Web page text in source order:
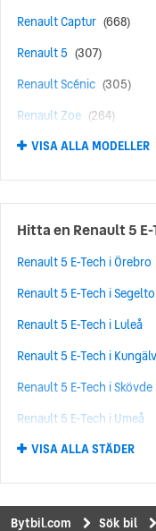
Renault Captur (668)
Renault 5 (307)
Renault Scénic (305)
Renault Zoe (264)
Renault Kadjar (212)
Renault 4 (195)
Renault Trafic (143)
Renault Grand Scénic
Renault Talisman (86)
Renault Kangoo (76)
Renault Espace (67)
Renault Laguna (65)
Renault Rafale (64)
Renault Mégane E-TECH
Renault 5 E-Tech (32)
VISA ALLA MODELLER
Hitta en Renault 5
Renault 5 E-Tech i Örebro
Renault 5 E-Tech i
Renault 5 E-Tech i Luleå
Renault 5 E-Tech i Kungälv
Renault 5 E-Tech i Skövde
Renault 5 E-Tech i Umeå
Renault 5 E-Tech i
Renault 5 E-Tech i
VISA ALLA STÄDER
Bytbil.com Sök bil